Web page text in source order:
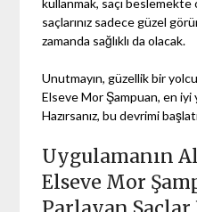
saçlarınız sadece güzel
zamanda sağlıklı da olacak.
Unutmayın, güzellik bir
Elseve Mor Şampuan, en iyi
Hazırsanız, bu devrimi
Uygulamanın
Elseve Mor